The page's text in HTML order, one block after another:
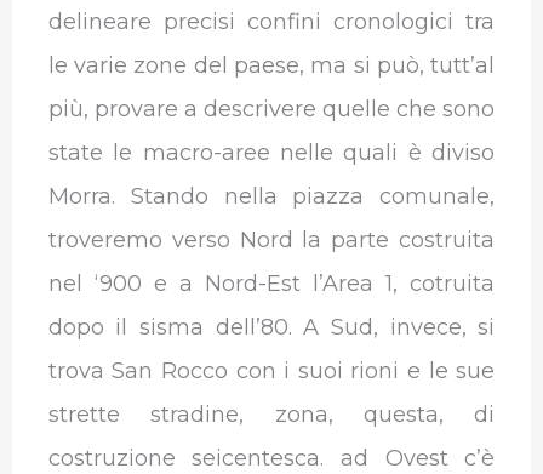
delineare precisi confini cronologici tra
le varie zone del paese, ma si può, tutt’al
più, provare a descrivere quelle che sono
state le macro-aree nelle quali è diviso
Morra. Stando nella piazza comunale,
troveremo verso Nord la parte costruita
nel ‘900 e a Nord-Est l’Area 1, cotruita
dopo il sisma dell’80. A Sud, invece, si
trova San Rocco con i suoi rioni e le sue
strette stradine, zona, questa, di
costruzione seicentesca. ad Ovest c’è